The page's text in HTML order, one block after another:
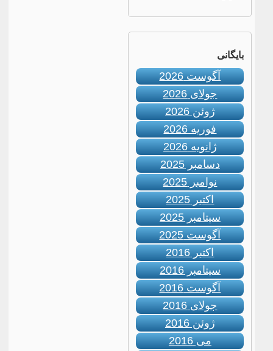
بایگانی
آگوست 2026
جولای 2026
ژوئن 2026
فوریه 2026
ژانویه 2026
دسامبر 2025
نوامبر 2025
اکتبر 2025
سپتامبر 2025
آگوست 2025
اکتبر 2016
سپتامبر 2016
آگوست 2016
جولای 2016
ژوئن 2016
می 2016